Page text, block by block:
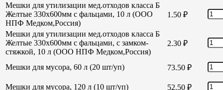
Мешки для утилизации мед.отходов класса Б
Желтые 330х600мм с фальцами, 10 л (ООО
НПФ Медком,Россия)
1.50 ₽
Мешки для утилизации мед.отходов класса Б
Желтые 330х600мм с фальцами, с замком-
стяжкой, 10 л (ООО НПФ Медком,Россия)
2.30 ₽
Мешки для мусора, 60 л (20 шт/уп) 73.50 ₽
Мешки для мусора, 120 л (10 шт/уп) 52.50 ₽